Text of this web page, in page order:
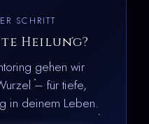
SCHRITT
Heilung?
gehen wir
– für tiefe,
in deinem Leben.